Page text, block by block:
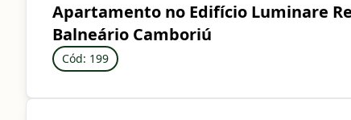
Apartamento no Edifício Luminare
Balneário Camboriú
Cód: 199